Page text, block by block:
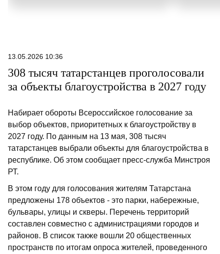
13.05.2026 10:36
308 тысяч татарстанцев проголосовали
за объекты благоустройства в 2027 году
Набирает обороты Всероссийское голосование за
выбор объектов, приоритетных к благоустройству в
2027 году. По данным на 13 мая, 308 тысяч
татарстанцев выбрали объекты для благоустройства в
республике. Об этом сообщает пресс-служба Минстроя
РТ.
В этом году для голосования жителям Татарстана
предложены 178 объектов - это парки, набережные,
бульвары, улицы и скверы. Перечень территорий
составлен совместно с администрациями городов и
районов. В список также вошли 20 общественных
пространств по итогам опроса жителей, проведенного